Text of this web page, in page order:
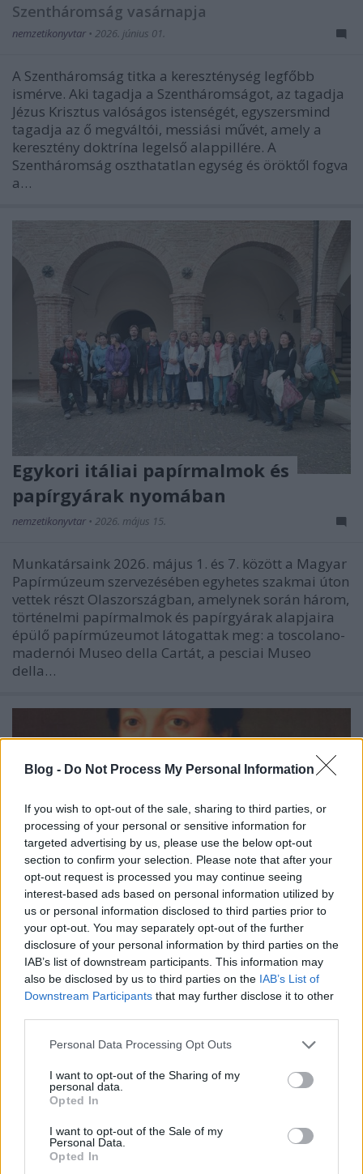
Blog - Do Not Process My Personal Information
If you wish to opt-out of the sale, sharing to third parties, or
processing of your personal or sensitive information for
targeted advertising by us, please use the below opt-out
section to confirm your selection. Please note that after your
opt-out request is processed you may continue seeing
interest-based ads based on personal information utilized by
us or personal information disclosed to third parties prior to
your opt-out. You may separately opt-out of the further
disclosure of your personal information by third parties on the
IAB’s list of downstream participants. This information may
also be disclosed by us to third parties on the IAB’s List of
Downstream Participants that may further disclose it to other
Please note that this website/app uses one or more Google
not limited to your visit or usage behaviour. You may click to
grant or deny consent to Google and its third-party tags to
use your data for below specified purposes in below Google
consent section.
Personal Data Processing Opt Outs
I want to opt-out of the Sharing of my
personal data.
Opted In
I want to opt-out of the Sale of my
Personal Data.
Opted In
Szentháromság vasárnapja
nemzetikonyvtar • 2026. június 01.
A Szentháromság titka a kereszténység legfőbb
ismérve. Aki tagadja a Szentháromságot, az tagadja
Jézus Krisztus valóságos istenségét, egyszersmind
tagadja az ő megváltói, messiási művét, amely a
keresztény doktrína legelső alappillére. A
Szentháromság oszthatatlan egység és öröktől fogva
a…
Egykori itáliai papírmalmok és
papírgyárak nyomában
nemzetikonyvtar • 2026. május 15.
Munkatársaink 2026. május 1. és 7. között a Magyar
Papírmúzeum szervezésében egyhetes szakmai úton
vettek részt Olaszországban, amelynek során három,
történelmi papírmalmok és papírgyárak alapjaira
épülő papírmúzeumot látogattak meg: a toscolano-
madernói Museo della Cartát, a pesciai Museo
della…
„Tűnő éltem rövidségét én tehát
nem siratom”
Berzsenyi Dániel 1776. május 7-én született a Vas
vármegyei Egyházashetyén, középbirtokos nemesi
családban. Édesapja, Berzsenyi Lajos a korabeli
jómódú vidéki nemesség szokásrendjéhez híven
jogot végzett, de ügyvédi gyakorlatot nem folytatott,
vármegyei hivatalokra nem pályázott, megszerzett